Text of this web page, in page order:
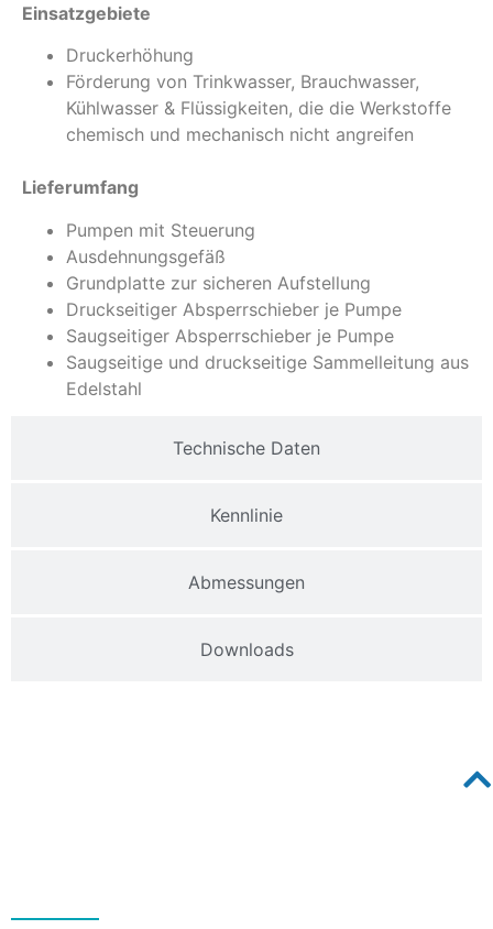
Technische Daten
Kennlinie
Abmessungen
Downloads
Einsatzgebiete
Druckerhöhung
Förderung von Trinkwasser, Brauchwasser,
Kühlwasser & Flüssigkeiten, die die Werkstoffe
chemisch und mechanisch nicht angreifen
Lieferumfang
Pumpen mit Steuerung
Ausdehnungsgefäß
Grundplatte zur sicheren Aufstellung
Druckseitiger Absperrschieber je Pumpe
Saugseitiger Absperrschieber je Pumpe
Saugseitige und druckseitige Sammelleitung aus
Edelstahl